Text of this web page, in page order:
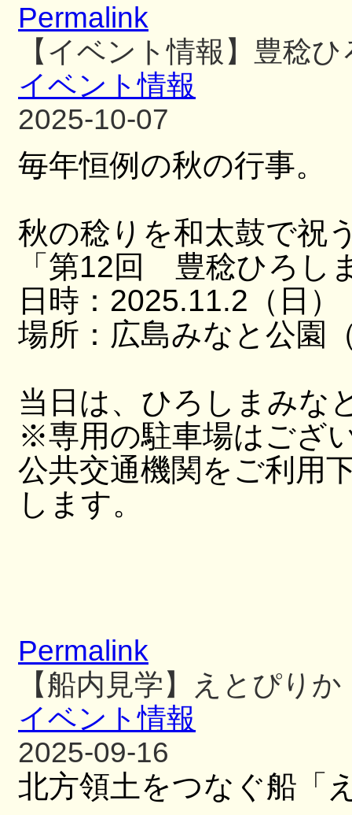
Permalink
【イベント情報】豊稔
イベント情報
2025-10-07
毎年恒例の秋の行事。
秋の稔りを和太鼓で祝
「第12回 豊稔ひろし
日時：2025.11.2（日
場所：広島みなと公園
当日は、ひろしまみな
※専用の駐車場はござ
公共交通機関をご利用
します。
Permalink
【船内見学】えとぴりか
イベント情報
2025-09-16
北方領土をつなぐ船「